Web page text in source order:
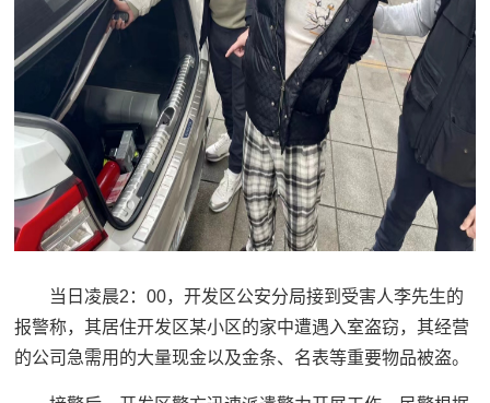
当日凌晨2：00，开发区公安分局接到受害人李先生的
报警称，其居住开发区某小区的家中遭遇入室盗窃，其经营
的公司急需用的大量现金以及金条、名表等重要物品被盗。